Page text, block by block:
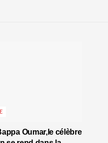
Oumar,le célèbre